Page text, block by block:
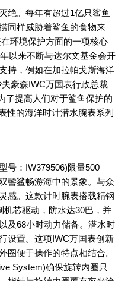
绝。每年有超过1亿只鲨鱼
同样威胁着鲨鱼的食物来
环境保护方面的一项核心
以来不断与达尔文基金会开
持，例如在加拉帕戈斯海洋
豪森IWC万国表行政总裁
了提高人们对于鲨鱼保护的
性的海洋时计潜水腕表系列
号：IW379506)限量500
髻鲨畅游海中的景象。与众
感。这款计时腕表搭载精钢
机芯驱动，防水达30巴，并
及68小时动力储备。潜水时
设置。这项IWC万国表创新
圈便于操作的特点相结合。
System)确保旋转内圈只